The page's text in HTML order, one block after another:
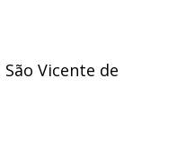
São Vicente de